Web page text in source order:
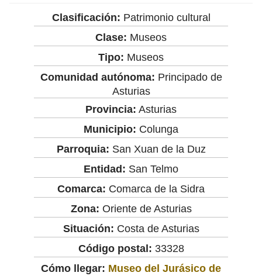
Clasificación: Patrimonio cultural
Clase: Museos
Tipo: Museos
Comunidad autónoma: Principado de
Asturias
Provincia: Asturias
Municipio: Colunga
Parroquia: San Xuan de la Duz
Entidad: San Telmo
Comarca: Comarca de la Sidra
Zona: Oriente de Asturias
Situación: Costa de Asturias
Código postal: 33328
Cómo llegar: Museo del Jurásico de